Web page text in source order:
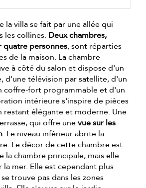
la villa se fait par une allée qui
les collines. Deux chambres,
quatre personnes, sont réparties
de la maison. La chambre
à côté du salon et dispose d'un
d'une télévision par satellite, d'un
coffre-fort programmable et d'un
intérieure s'inspire de pièces
restant élégante et moderne. Une
qui offre unevue sur les
. Le niveau inférieur abrite la
Le décor de cette chambre est
la chambre principale, mais elle
la mer. Elle est cependant plus
trouve pas dans les zones